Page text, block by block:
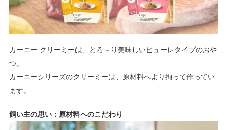
カーニー クリーミーは、とろ～り美味しいピューレタイプのおや
つ。
カーニーシリーズのクリーミーは、原材料へより拘って作ってい
ます。
飼い主の思い：原材料へのこだわり